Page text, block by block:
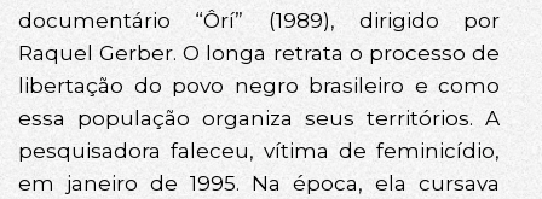
documentário “Ôrí” (1989), dirigido por
Raquel Gerber. O longa retrata o processo de
libertação do povo negro brasileiro e como
essa população organiza seus territórios. A
pesquisadora faleceu, vítima de feminicídio,
em janeiro de 1995. Na época, ela cursava